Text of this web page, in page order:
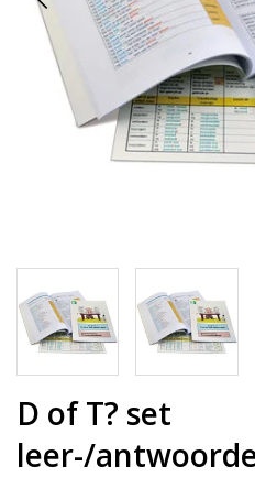
D of T? set
leer-/